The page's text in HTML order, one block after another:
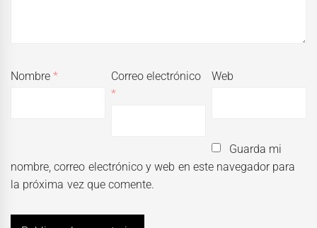
Nombre*
Correo electrónico
*
Web
Guarda mi
nombre, correo electrónico y web en este navegador para
la próxima vez que comente.